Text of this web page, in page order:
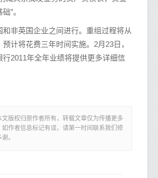
”。
和非英国企业之间进行。重组过程将从
预计将花费三年时间实施。2月23日，
行2011年全年业绩将提供更多详细信
文版权归原作者所有，转载文章仅为传播更多
如作者信息标记有误，请第一时间联系我们修
。